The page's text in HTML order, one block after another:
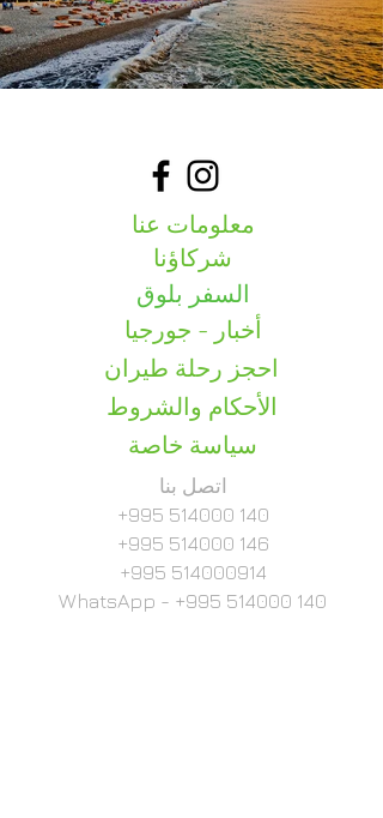
معلومات عنا
شركاؤنا
السفر بلوق
أخبار - جورجيا
احجز رحلة طيران
الأحكام والشروط
سياسة خاصة
اتصل بنا
+995 514000 140
+995 514000 146
+995 514000914
WhatsApp - +995 514000 140